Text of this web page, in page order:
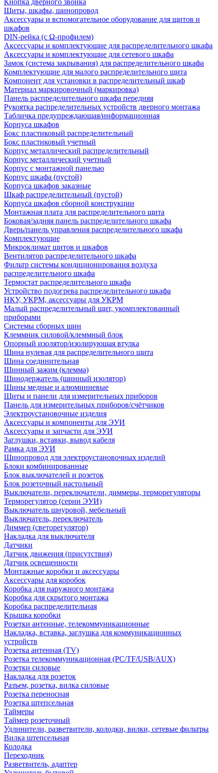
Кнопка дверного звонка
Щиты, шкафы, шинопровод
Аксессуары и вспомогательное оборудование для щитов и
шкафов
DIN-рейка (с Ω-профилем)
Аксессуары и комплектующие для распределительного шкафа
Аксессуары и комплектующие для сетевого шкафа
Замок (система закрывания) для распределительного шкафа
Комплектующие для малого распределительного щита
Компонент для установки в распределительный шкаф
Материал маркировочный (маркировка)
Панель распределительного шкафа передняя
Рукоятка распределительных устройств дверного монтажа
Табличка предупреждающая/информационная
Корпуса шкафов
Бокс пластиковый распределительный
Бокс пластиковый учетный
Корпус металлический распределительный
Корпус металлический учетный
Корпус с монтажной панелью
Корпус шкафа (пустой)
Корпуса шкафов заказные
Шкаф распределительный (пустой)
Корпуса шкафов сборной конструкции
Монтажная плата для распределительного щита
Боковая/задняя панель распределительного шкафа
Дверь/панель управления распределительного шкафа
Комплектующие
Микроклимат щитов и шкафов
Вентилятор распределительного шкафа
Фильтр системы кондиционирования воздуха
распределительного шкафа
Термостат распределительного шкафа
Устройство подогрева распределительного шкафа
НКУ, УКРМ, аксессуары для УКРМ
Малый распределительный щит, укомплектованный
приборами
Системы сборных шин
Клеммник силовой/клеммный блок
Опорный изолятор/изолирующая втулка
Шина нулевая для распределительного щита
Шина соединительная
Шинный зажим (клемма)
Шинодержатель (шинный изолятор)
Шины медные и алюминиевые
Щиты и панели для измерительных приборов
Панель для измерительных приборов/счётчиков
Электроустановочные изделия
Аксессуары и компоненты для ЭУИ
Аксессуары и запчасти для ЭУИ
Заглушки, вставки, вывод кабеля
Рамка для ЭУИ
Шинопровод для электроустановочных изделий
Блоки комбинированные
Блок выключателей и розеток
Блок розеточный настольный
Выключатели, переключатели, диммеры, терморегуляторы
Терморегулятор (серии ЭУИ)
Выключатель шнуровой, мебельный
Выключатель, переключатель
Диммер (светорегулятор)
Накладка для выключателя
Датчики
Датчик движения (присутствия)
Датчик освещенности
Монтажные коробки и аксессуары
Аксессуары для коробок
Коробка для наружного монтажа
Коробка для скрытого монтажа
Коробка распределительная
Крышка коробки
Розетки антенные, телекоммуникационные
Накладка, вставка, заглушка для коммуникационных
устройств
Розетка антенная (TV)
Розетка телекоммуникационная (PC/TF/USB/AUX)
Розетки силовые
Накладка для розеток
Разъем, розетка, вилка силовые
Розетка переносная
Розетка штепсельная
Таймеры
Таймер розеточный
Удлинители, разветвители, колодки, вилки, сетевые фильтры
Вилка штепсельная
Колодка
Переходник
Разветвитель, адаптер